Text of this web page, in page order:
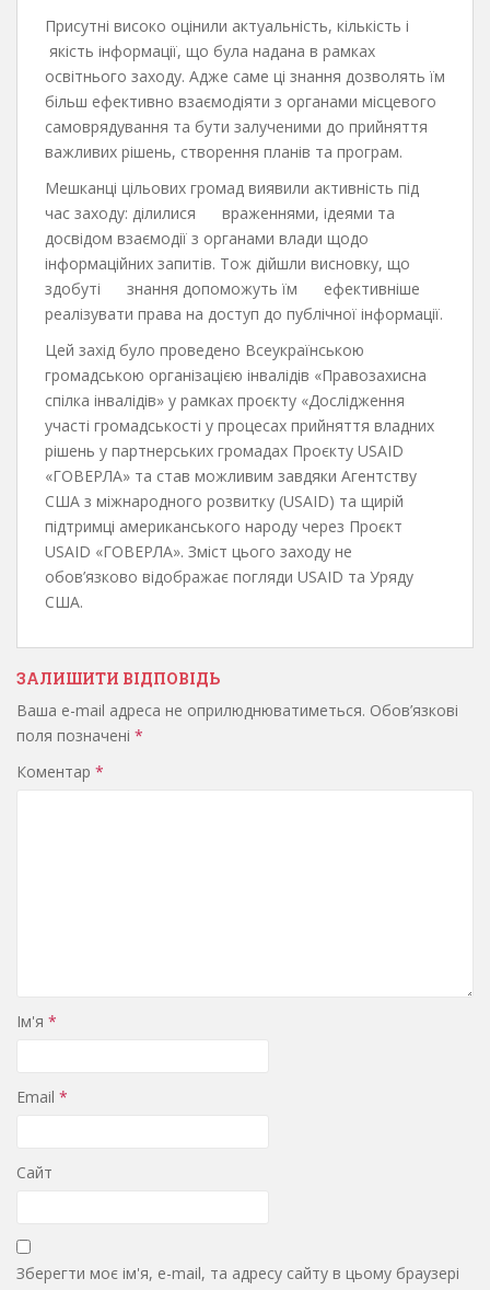
Присутні високо оцінили актуальність, кількість і
якість інформації, що була надана в рамках
освітнього заходу. Адже саме ці знання дозволять їм
більш ефективно взаємодіяти з органами місцевого
самоврядування та бути залученими до прийняття
важливих рішень, створення планів та програм.
Мешканці цільових громад виявили активність під
час заходу: ділилися враженнями, ідеями та
досвідом взаємодії з органами влади щодо
інформаційних запитів. Тож дійшли висновку, що
здобуті знання допоможуть їм ефективніше
реалізувати права на доступ до публічної інформації.
Цей захід було проведено Всеукраїнською
громадською організацією інвалідів «Правозахисна
спілка інвалідів» у рамках проєкту «Дослідження
участі громадськості у процесах прийняття владних
рішень у партнерських громадах Проєкту USAID
«ГОВЕРЛА» та став можливим завдяки Агентству
США з міжнародного розвитку (USAID) та щирій
підтримці американського народу через Проєкт
USAID «ГОВЕРЛА». Зміст цього заходу не
обов’язково відображає погляди USAID та Уряду
США.
ЗАЛИШИТИ ВІДПОВІДЬ
Ваша e-mail адреса не оприлюднюватиметься. Обов’язкові
поля позначені *
Коментар *
Ім'я *
Email *
Сайт
Зберегти моє ім'я, e-mail, та адресу сайту в цьому браузері